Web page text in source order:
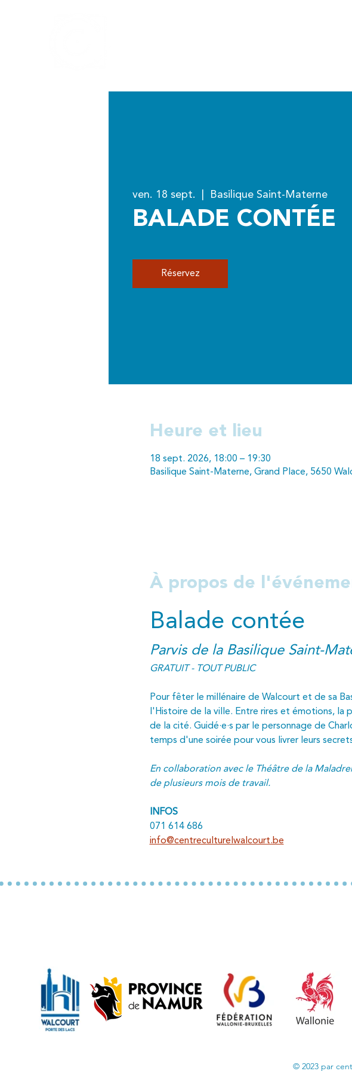
ven. 18 sept. Basilique Saint-Materne
BALADE CONTÉE
Réservez
Heure et lieu
18 sept. 2026, 18:00 – 19:30
Basilique Saint-Materne, Grand Place, 5650
À propos de
Balade contée
Parvis de la Basilique Saint-
GRATUIT - TOUT PUBLIC
Pour fêter le millénaire de Walcourt et de sa
l'Histoire de la ville. Entre rires et émotions, la
de la cité. Guidé·e·s par le personnage de
temps d'une soirée pour vous livrer leurs
En collaboration avec le Théâtre de la
de plusieurs mois de travail.
INFOS
071 614 686
info@centreculturelwalcourt.be
© 2023 par